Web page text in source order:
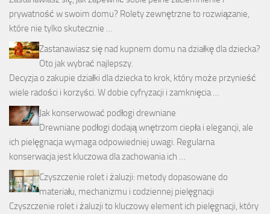
prywatność w swoim domu? Rolety zewnętrzne to rozwiązanie,
które nie tylko skutecznie …
Zastanawiasz się nad kupnem domu na działkę dla dziecka?
Oto jak wybrać najlepszy.
Decyzja o zakupie działki dla dziecka to krok, który może przynieść
wiele radości i korzyści. W dobie cyfryzacji i zamknięcia …
Jak konserwować podłogi drewniane
Drewniane podłogi dodają wnętrzom ciepła i elegancji, ale
ich pielęgnacja wymaga odpowiedniej uwagi. Regularna
konserwacja jest kluczowa dla zachowania ich …
Czyszczenie rolet i żaluzji: metody dopasowane do
materiału, mechanizmu i codziennej pielęgnacji
Czyszczenie rolet i żaluzji to kluczowy element ich pielęgnacji, który